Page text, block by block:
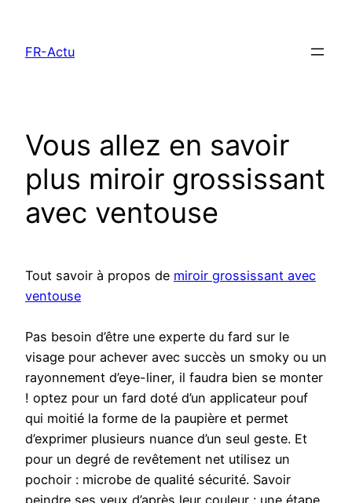
contenu
FR-Actu
Vous allez en savoir
plus miroir grossissant
avec ventouse
Tout savoir à propos de miroir grossissant avec
ventouse
Pas besoin d’être une experte du fard sur le
visage pour achever avec succès un smoky ou un
rayonnement d’eye-liner, il faudra bien se monter
! optez pour un fard doté d’un applicateur pouf
qui moitié la forme de la paupière et permet
d’exprimer plusieurs nuance d’un seul geste. Et
pour un degré de revêtement net utilisez un
pochoir : microbe de qualité sécurité. Savoir